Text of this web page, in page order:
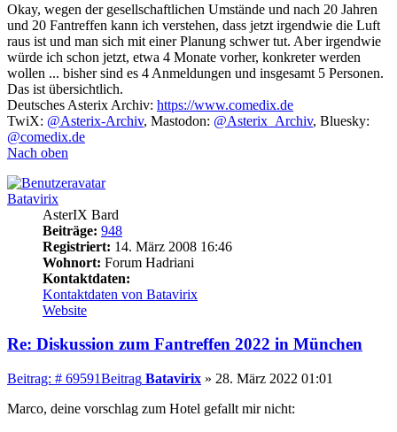
Okay, wegen der gesellschaftlichen Umstände und nach 20 Jahren
und 20 Fantreffen kann ich verstehen, dass jetzt irgendwie die Luft
raus ist und man sich mit einer Planung schwer tut. Aber irgendwie
würde ich schon jetzt, etwa 4 Monate vorher, konkreter werden
wollen ... bisher sind es 4 Anmeldungen und insgesamt 5 Personen.
Das ist übersichtlich.
Deutsches Asterix Archiv: https://www.comedix.de
TwiX: @Asterix-Archiv, Mastodon: @Asterix_Archiv, Bluesky:
@comedix.de
Nach oben
Batavirix
AsterIX Bard
Beiträge: 948
Registriert: 14. März 2008 16:46
Wohnort: Forum Hadriani
Kontaktdaten:
Kontaktdaten von Batavirix
Website
Re: Diskussion zum Fantreffen 2022 in München
Beitrag: # 69591Beitrag Batavirix » 28. März 2022 01:01
Marco, deine vorschlag zum Hotel gefallt mir nicht: